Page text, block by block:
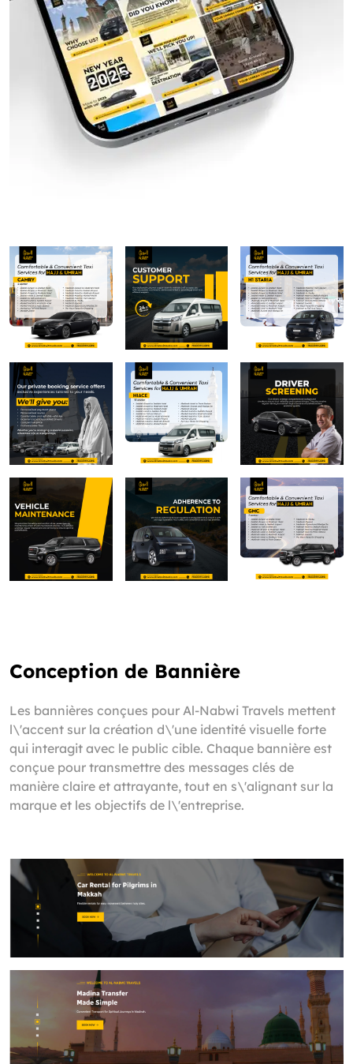
Conception de Bannière
Les bannières conçues pour Al-Nabwi Travels mettent
l\'accent sur la création d\'une identité visuelle forte
qui interagit avec le public cible. Chaque bannière est
conçue pour transmettre des messages clés de
manière claire et attrayante, tout en s\'alignant sur la
marque et les objectifs de l\'entreprise.